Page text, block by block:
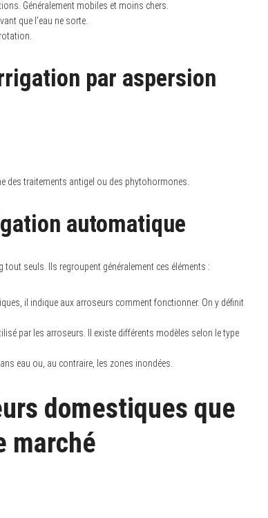
Généralement mobiles et moins chers.
que l’eau ne sorte.
par aspersion
des traitements antigel ou des phytohormones.
automatique
seuls. Ils regroupent généralement ces éléments :
il indique aux arroseurs comment fonctionner. On y définit
par les arroseurs. Il existe différents modèles selon le type
eau ou, au contraire, les zones inondées.
domestiques que
marché